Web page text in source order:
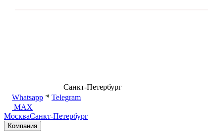
Санкт-Петербург
Whatsapp
Telegram
MAX
МоскваСанкт-Петербург
Компания